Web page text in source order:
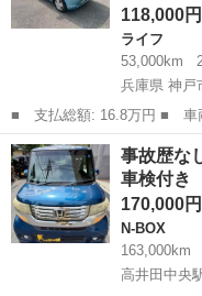
118,000円
ライフ
53,000km
兵庫県 神戸
■ 支払総額: 16.8万円 ■ 車両本体価格： 118,000 円 ■ メーカー
名： ホンダ ■ 車種名：
バックカメラ キーレス
ラ キーレス ...
兵庫 神戸市 ライフ
事故歴な
車検付き
170,000円
N-BOX
163,000km
高井田中央